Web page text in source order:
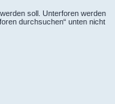
soll. Unterforen werden
durchsuchen“ unten nicht